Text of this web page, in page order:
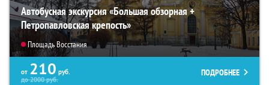
Автобусная экскурсия «Большая обзорная +
Петропавловская крепость»
Площадь Восстания
от 210 руб.
до2000руб.
ПОДРОБНЕЕ